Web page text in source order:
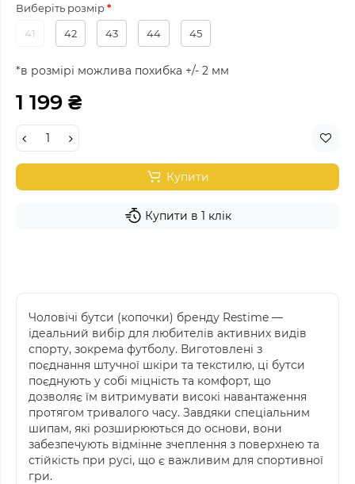
Виберіть розмір
41
42 43 44 45
*в розмірі можлива похибка +/- 2 мм
1 199 ₴
Купити
Купити в 1 клік
Чоловічі бутси (копочки) бренду Restime —
ідеальний вибір для любителів активних видів
спорту, зокрема футболу. Виготовлені з
поєднання штучної шкіри та текстилю, ці бутси
поєднують у собі міцність та комфорт, що
дозволяє їм витримувати високі навантаження
протягом тривалого часу. Завдяки спеціальним
шипам, які розширюються до основи, вони
забезпечують відмінне зчеплення з поверхнею та
стійкість при русі, що є важливим для спортивної
гри.